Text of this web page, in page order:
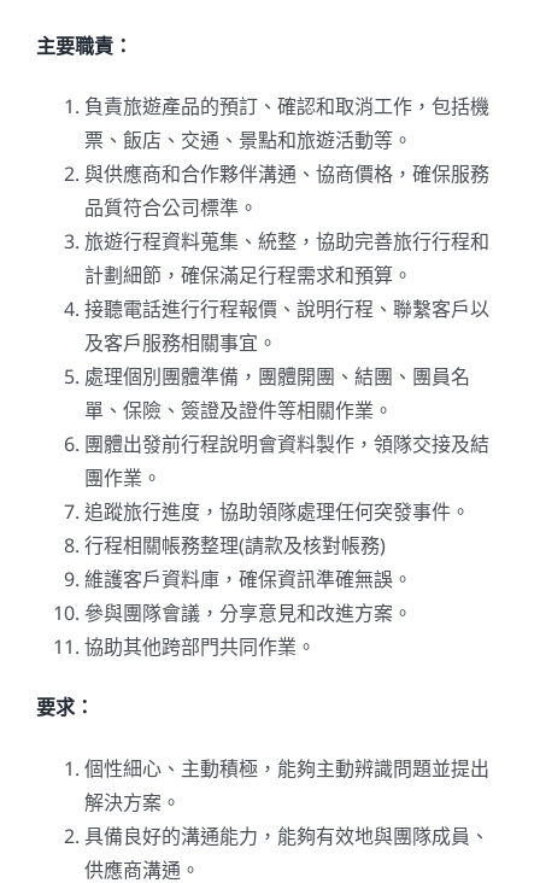
主要職責：
負責旅遊產品的預訂、確認和取消工作，包括機
票、飯店、交通、景點和旅遊活動等。
與供應商和合作夥伴溝通、協商價格，確保服務
品質符合公司標準。
旅遊行程資料蒐集、統整，協助完善旅行行程和
計劃細節，確保滿足行程需求和預算。
接聽電話進行行程報價、說明行程、聯繫客戶以
及客戶服務相關事宜。
處理個別團體準備，團體開團、結團、團員名
單、保險、簽證及證件等相關作業。
團體出發前行程說明會資料製作，領隊交接及結
團作業。
追蹤旅行進度，協助領隊處理任何突發事件。
行程相關帳務整理(請款及核對帳務)
維護客戶資料庫，確保資訊準確無誤。
參與團隊會議，分享意見和改進方案。
協助其他跨部門共同作業。
要求：
個性細心、主動積極，能夠主動辨識問題並提出
解決方案。
具備良好的溝通能力，能夠有效地與團隊成員、
供應商溝通。